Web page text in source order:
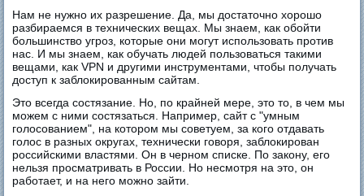
Нам не нужно их разрешение. Да, мы достаточно хорошо
разбираемся в технических вещах. Мы знаем, как обойти
большинство угроз, которые они могут использовать против
нас. И мы знаем, как обучать людей пользоваться такими
вещами, как VPN и другими инструментами, чтобы получать
доступ к заблокированным сайтам.
Это всегда состязание. Но, по крайней мере, это то, в чем мы
можем с ними состязаться. Например, сайт с "умным
голосованием", на котором мы советуем, за кого отдавать
голос в разных округах, технически говоря, заблокирован
российскими властями. Он в черном списке. По закону, его
нельзя просматривать в России. Но несмотря на это, он
работает, и на него можно зайти.